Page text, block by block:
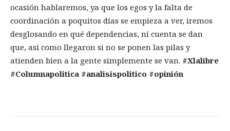
ocasión hablaremos, ya que los egos y la falta de
coordinación a poquitos días se empieza a ver, iremos
desglosando en qué dependencias, ni cuenta se dan
que, así como llegaron si no se ponen las pilas y
atienden bien a la gente simplemente se van. #Xlalibre
#Columnapolitica #analisispolitico #opinión